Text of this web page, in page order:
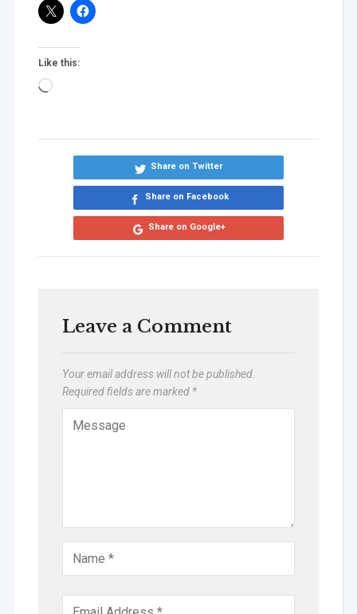
Like this:
Share on Twitter
Share on Facebook
Share on Google+
Leave a Comment
Your email address will not be published.
Required fields are marked *